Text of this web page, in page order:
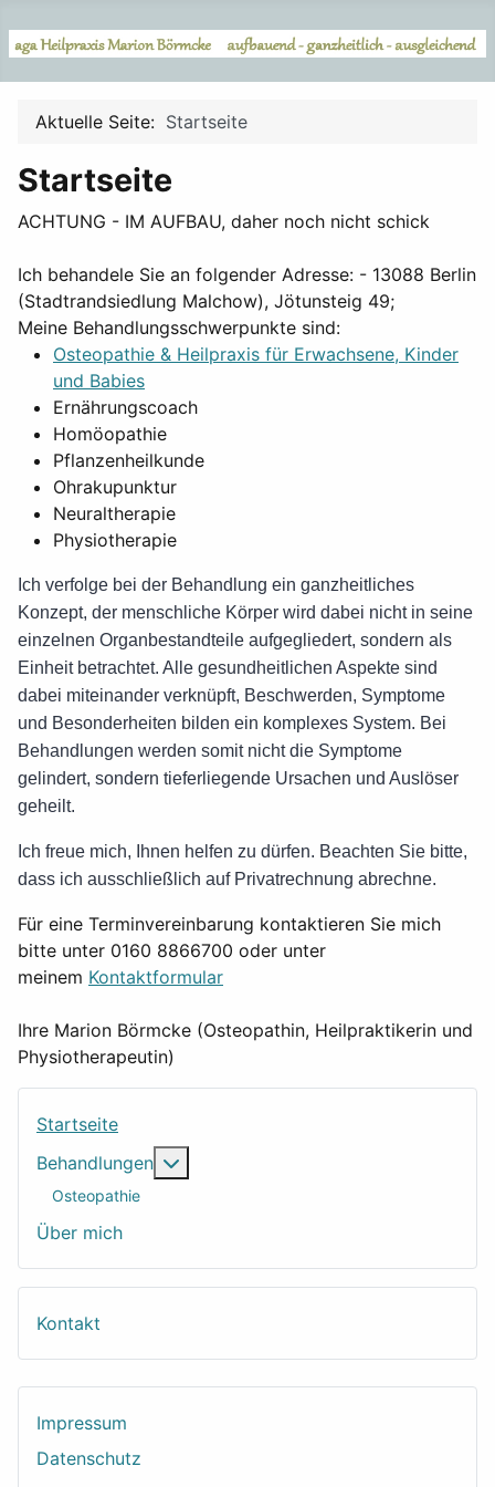
Aktuelle Seite: Startseite
Startseite
ACHTUNG - IM AUFBAU, daher noch nicht schick
Ich behandele Sie an folgender Adresse: - 13088 Berlin
(Stadtrandsiedlung Malchow), Jötunsteig 49;
Meine Behandlungsschwerpunkte sind:
Osteopathie & Heilpraxis für Erwachsene, Kinder
und Babies
Ernährungscoach
Homöopathie
Pflanzenheilkunde
Ohrakupunktur
Neuraltherapie
Physiotherapie
Ich verfolge bei der Behandlung ein ganzheitliches
Konzept, der menschliche Körper wird dabei nicht in seine
einzelnen Organbestandteile aufgegliedert, sondern als
Einheit betrachtet. Alle gesundheitlichen Aspekte sind
dabei miteinander verknüpft, Beschwerden, Symptome
und Besonderheiten bilden ein komplexes System. Bei
Behandlungen werden somit nicht die Symptome
gelindert, sondern tieferliegende Ursachen und Auslöser
geheilt.
Ich freue mich, Ihnen helfen zu dürfen. Beachten Sie bitte,
dass ich ausschließlich auf Privatrechnung abrechne.
Für eine Terminvereinbarung kontaktieren Sie mich
bitte unter 0160 8866700 oder unter
meinem Kontaktformular
Ihre Marion Börmcke (Osteopathin, Heilpraktikerin und
Physiotherapeutin)
Startseite
Behandlungen
Osteopathie
Über mich
Kontakt
Impressum
Datenschutz